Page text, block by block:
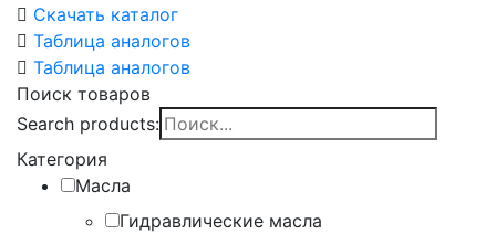
Скачать каталог
Таблица аналогов
Таблица аналогов
Поиск товаров
Search products:
Категория
Масла
Гидравлические масла